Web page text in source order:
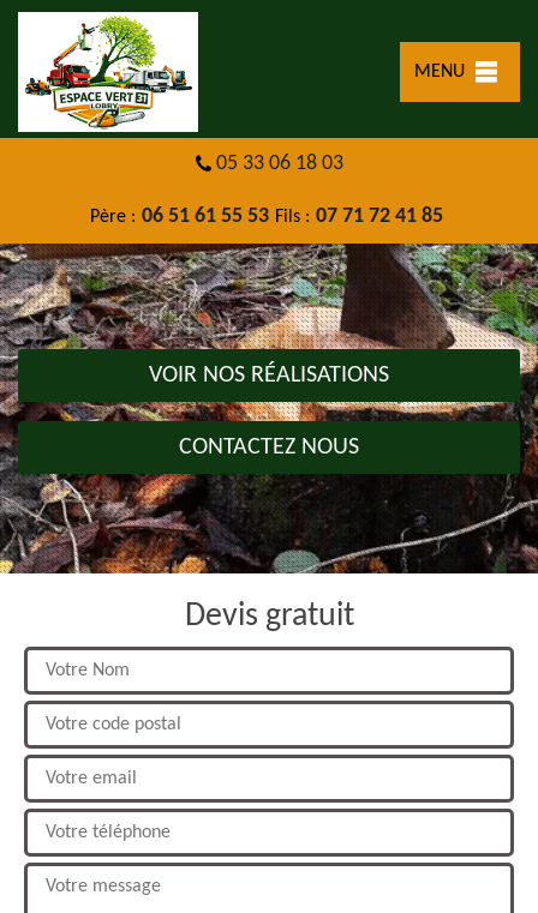
MENU
05 33 06 18 03
Père : 06 51 61 55 53 Fils : 07 71 72 41 85
VOIR NOS RÉALISATIONS
CONTACTEZ NOUS
Devis gratuit